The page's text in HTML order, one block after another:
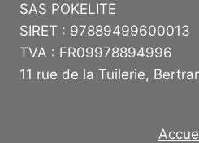
SAS POKELITE
SIRET : 97889499600013
TVA : FR09978894996
11 rue de la Tuilerie,